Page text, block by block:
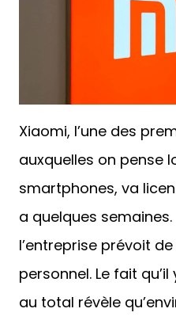
Xiaomi, l’une des
auxquelles on pense
smartphones, va
a quelques
l’entreprise prévoit
personnel. Le fait
au total révèle